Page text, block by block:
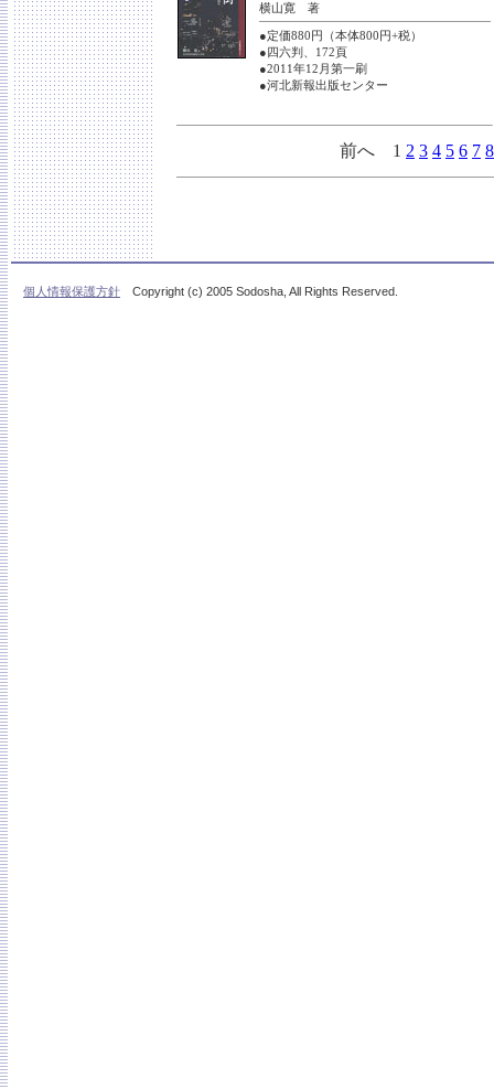
横山寛 著
●定価880円（本体800円+税）
●四六判、172頁
●2011年12月第一刷
●河北新報出版センター
前へ 1 2 3 4 5 6 7 8
個人情報保護方針 Copyright (c) 2005 Sodosha, All Rights Reserved.